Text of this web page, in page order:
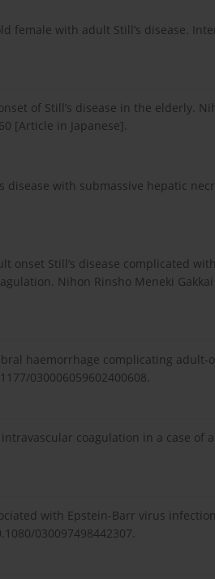
female with adult Still’s disease.
of Still’s disease in the elderly.
[Article in Japanese].
disease with submassive hepatic
onset Still’s disease complicated
Nihon Rinsho Meneki Gakkai
haemorrhage complicating adult-
030006059602400608.
coagulation in a case of
with Epstein-Barr virus
030097498442307.